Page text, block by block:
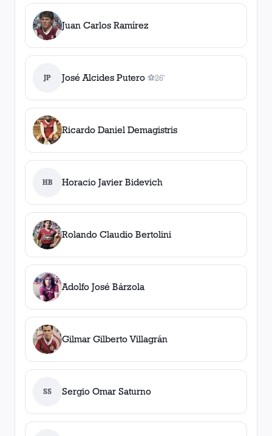
Juan Carlos Ramírez
JP José Alcides Putero ⚽
1gol
26'
Ricardo Daniel Demagistris
HB Horacio Javier Bidevich
Rolando Claudio Bertolini
Adolfo José Bárzola
Gilmar Gilberto Villagrán
SS Sergio Omar Saturno